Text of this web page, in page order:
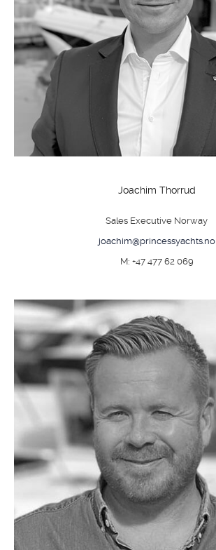
Joachim Thorrud
Sales Executive Norway
joachim@princessyachts.no
M: +47 477 62 069